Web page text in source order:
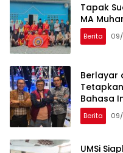
Tapak
MA
Berita
Berlayar
Bahasa
Berita
UMSi